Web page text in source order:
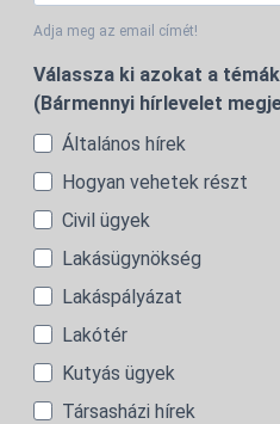
Adja meg az email címét!
Válassza ki azokat a
(Bármennyi hírlevelet
Általános hírek
Hogyan vehetek részt
Civil ügyek
Lakásügynökség
Lakáspályázat
Lakótér
Kutyás ügyek
Társasházi hírek